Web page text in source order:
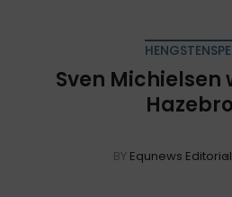
Sven Michielsen
BY Equnews Editorial